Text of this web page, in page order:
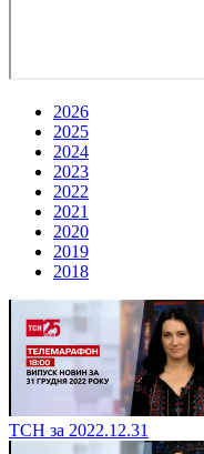
2026
2025
2024
2023
2022
2021
2020
2019
2018
ТСН за 2022.12.31